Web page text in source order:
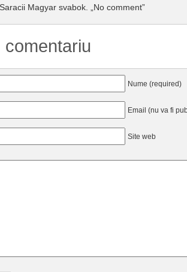
Saracii Magyar svabok. „No comment”
comentariu
Nume (required)
Email (nu va fi
Site web